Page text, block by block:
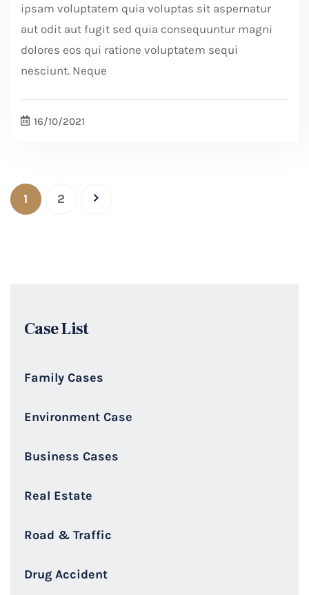
ipsam voluptatem quia voluptas sit aspernatur
aut odit aut fugit sed quia consequuntur magni
dolores eos qui ratione voluptatem sequi
nesciunt. Neque
16/10/2021
1 2
Case List
Family Cases
Environment Case
Business Cases
Real Estate
Road & Traffic
Drug Accident